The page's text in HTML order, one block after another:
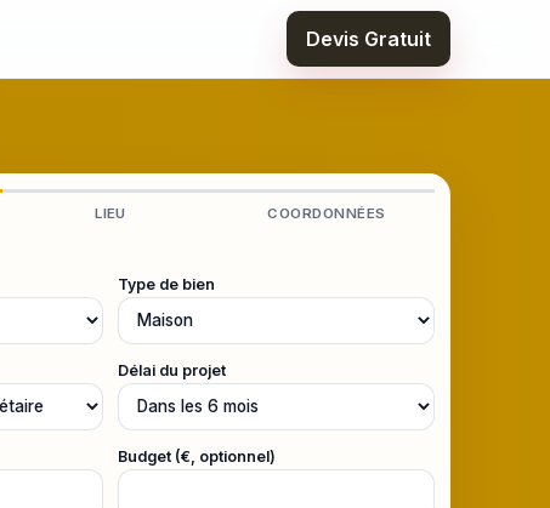
Devis Gratuit
LIEU COORDONNÉES
Type de bien
Délai du projet
Budget (€, optionnel)